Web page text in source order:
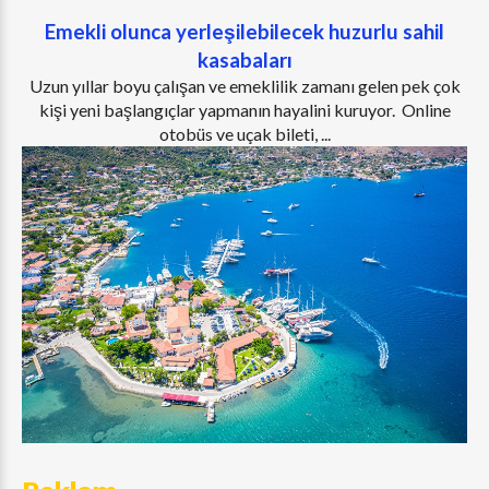
Emekli olunca yerleşilebilecek huzurlu sahil
kasabaları
Uzun yıllar boyu çalışan ve emeklilik zamanı gelen pek çok
kişi yeni başlangıçlar yapmanın hayalini kuruyor. Online
otobüs ve uçak bileti, ...